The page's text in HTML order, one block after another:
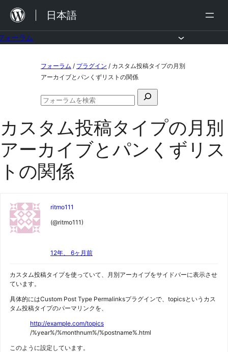
を
日本語
ォーラム
ツ
へ
ス
キ
ッ
フォーラム / プラグイン / カスタム投稿タイプの月別
アーカイブとパンくずリストの関係
検
対
象:
フ
ー
カスタム投稿タイプの月別
アーカイブとパンくずリス
トの関係
ritmo111
(@ritmo111)
12年、 6ヶ月前
カスタム投稿タイプを使っていて、月別アーカイブをサイドバーに表示させ
ています。
具体的にはCustom Post Type Permalinksプラグインで、topicsというカス
タム投稿タイプのパーマリンクを、
http://example.com/topics
/%year%/%monthnum%/%postname%.html
このように設定しています。